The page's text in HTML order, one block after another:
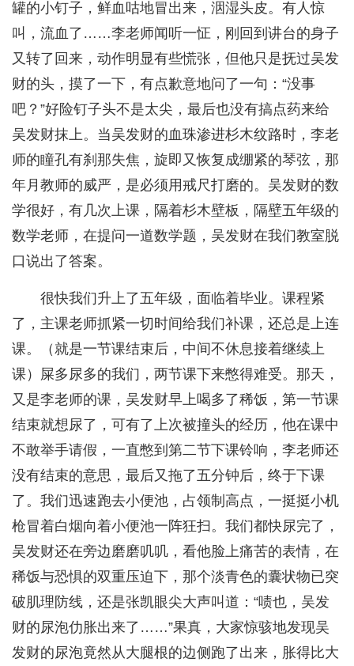
罐的小钉子，鲜血咕地冒出来，洇湿头皮。有人惊
叫，流血了……李老师闻听一怔，刚回到讲台的身子
又转了回来，动作明显有些慌张，但他只是抚过吴发
财的头，摸了一下，有点歉意地问了一句：“没事
吧？”好险钉子头不是太尖，最后也没有搞点药来给
吴发财抹上。当吴发财的血珠渗进杉木纹路时，李老
师的瞳孔有刹那失焦，旋即又恢复成绷紧的琴弦，那
年月教师的威严，是必须用戒尺打磨的。吴发财的数
学很好，有几次上课，隔着杉木壁板，隔壁五年级的
数学老师，在提问一道数学题，吴发财在我们教室脱
口说出了答案。
很快我们升上了五年级，面临着毕业。课程紧
了，主课老师抓紧一切时间给我们补课，还总是上连
课。（就是一节课结束后，中间不休息接着继续上
课）屎多尿多的我们，两节课下来憋得难受。那天，
又是李老师的课，吴发财早上喝多了稀饭，第一节课
结束就想尿了，可有了上次被撞头的经历，他在课中
不敢举手请假，一直憋到第二节下课铃响，李老师还
没有结束的意思，最后又拖了五分钟后，终于下课
了。我们迅速跑去小便池，占领制高点，一挺挺小机
枪冒着白烟向着小便池一阵狂扫。我们都快尿完了，
吴发财还在旁边磨磨叽叽，看他脸上痛苦的表情，在
稀饭与恐惧的双重压迫下，那个淡青色的囊状物已突
破肌理防线，还是张凯眼尖大声叫道：“啧也，吴发
财的尿泡仂胀出来了……”果真，大家惊骇地发现吴
发财的尿泡竟然从大腿根的边侧跑了出来，胀得比大